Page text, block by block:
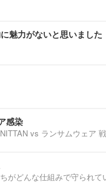
魅力がないと思いました
感染
vs ランサムウェア
がどんな仕組みで守られ